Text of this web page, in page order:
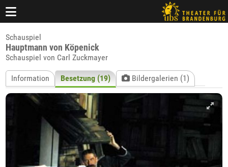
Schauspiel
Hauptmann von Köpenick
Schauspiel von Carl Zuckmayer
Information Besetzung (19) Bildergalerien (1)